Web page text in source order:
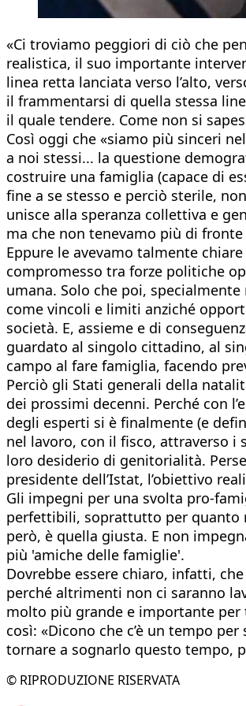
«Ci troviamo peggiori di ciò che
realistica, il suo importante
linea retta lanciata verso l’alto,
il frammentarsi di quella stessa
il quale tendere. Come non si
Così oggi che «siamo più sinceri
a noi stessi... la questione
costruire una famiglia (capace di
fine a se stesso e perciò sterile,
unisce alla speranza collettiva e
ma che non tenevamo più di
Eppure le avevamo talmente
compromesso tra forze politiche
umana. Solo che poi,
come vincoli e limiti anziché
società. E, assieme e di
guardato al singolo cittadino, al
campo al fare famiglia, facendo
Perciò gli Stati generali della
dei prossimi decenni. Perché con
degli esperti si è finalmente (e
nel lavoro, con il fisco, attraverso i
loro desiderio di genitorialità.
presidente dell’Istat, l’obiettivo
Gli impegni per una svolta pro-
perfettibili, soprattutto per quanto
però, è quella giusta. E non
più 'amiche delle famiglie'.
Dovrebbe essere chiaro, infatti,
perché altrimenti non ci saranno
molto più grande e importante
così: «Dicono che c’è un tempo
tornare a sognarlo questo tempo,
© RIPRODUZIONE RISERVATA